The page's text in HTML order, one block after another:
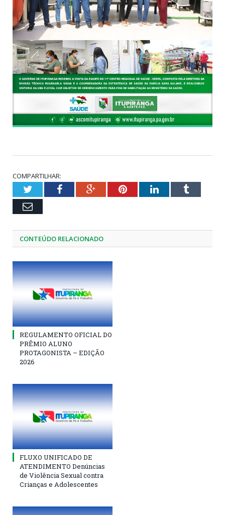
COMPARTILHAR:
TwitterFacebookGoogle+PinterestLinkedInTumblr
Email
CONTEÚDO RELACIONADO
REGULAMENTO OFICIAL DO
PRÊMIO ALUNO
PROTAGONISTA – EDIÇÃO
2026
FLUXO UNIFICADO DE
ATENDIMENTO Denúncias
de Violência Sexual contra
Crianças e Adolescentes